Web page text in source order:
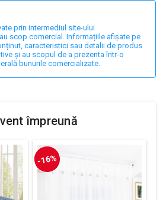
prin intermediul site-ului
scop comercial. Informațiile afișate pe
caracteristici sau detalii de produs
și au scopul de a prezenta într-o
bunurile comercializate.
împreună
-16%